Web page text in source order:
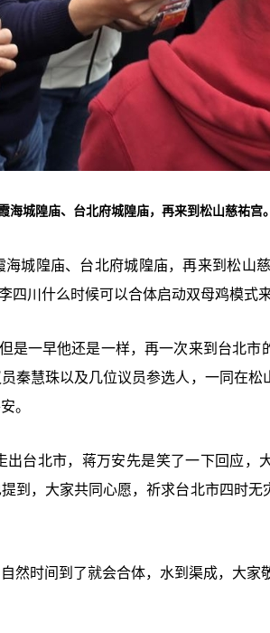
城隍庙、台北府城隍庙，再来到松山慈祐宫。
城隍庙、台北府城隍庙，再来到松山
川什么时候可以合体启动双母鸡模式来
是一早他还是一样，再一次来到台北市
秦慧珠以及几位议员参选人，一同在松
。
台北市，蒋万安先是笑了一下回应，
到，大家共同心愿，祈求台北市四时无
然时间到了就会合体，水到渠成，大家